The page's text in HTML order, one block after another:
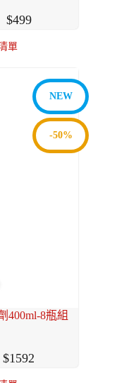
499
單
NEW
-50%
400ml-8瓶組
1592